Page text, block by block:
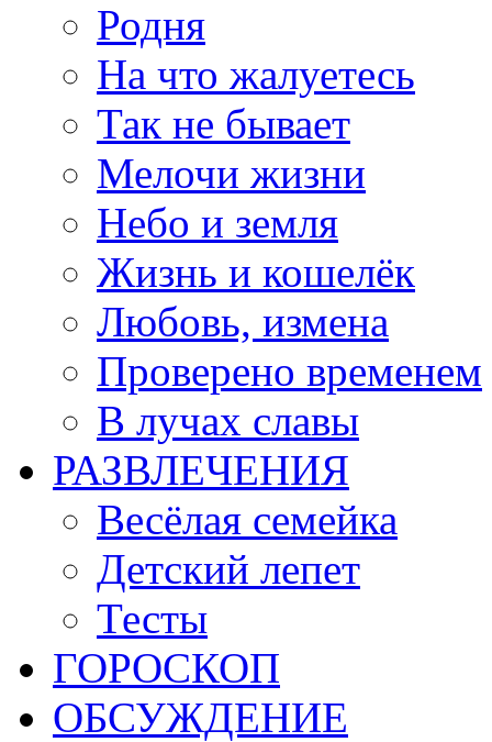
Родня
На что жалуетесь
Так не бывает
Мелочи жизни
Небо и земля
Жизнь и кошелёк
Любовь, измена
Проверено временем
В лучах славы
РАЗВЛЕЧЕНИЯ
Весёлая семейка
Детский лепет
Тесты
ГОРОСКОП
ОБСУЖДЕНИЕ